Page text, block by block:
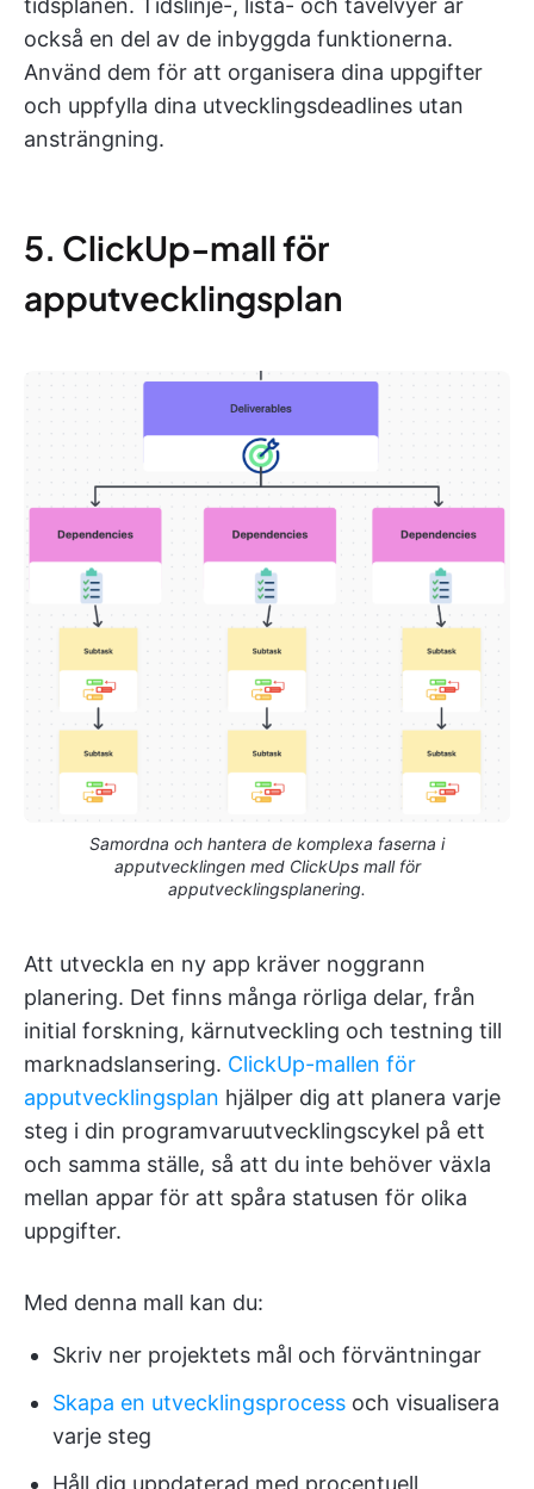
också en del av de inbyggda funktionerna.
Använd dem för att organisera dina uppgifter
och uppfylla dina utvecklingsdeadlines utan
ansträngning.
5. ClickUp-mall för
apputvecklingsplan
Samordna och hantera de komplexa faserna i
apputvecklingen med ClickUps mall för
apputvecklingsplanering.
Att utveckla en ny app kräver noggrann
planering. Det finns många rörliga delar, från
initial forskning, kärnutveckling och testning till
marknadslansering. ClickUp-mallen för
apputvecklingsplan hjälper dig att planera varje
steg i din programvaruutvecklingscykel på ett
och samma ställe, så att du inte behöver växla
mellan appar för att spåra statusen för olika
uppgifter.
Med denna mall kan du:
Skriv ner projektets mål och förväntningar
Skapa en utvecklingsprocess och visualisera
varje steg
Håll dig uppdaterad med procentuell